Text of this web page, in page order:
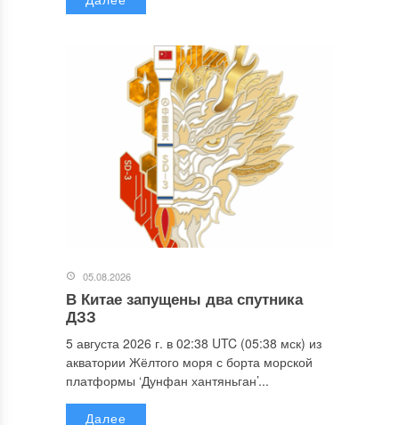
05.08.2026
В Китае запущены два спутника
ДЗЗ
5 августа 2026 г. в 02:38 UTC (05:38 мск) из
акватории Жёлтого моря с борта морской
платформы ‘Дунфан хантяньган’...
Далее